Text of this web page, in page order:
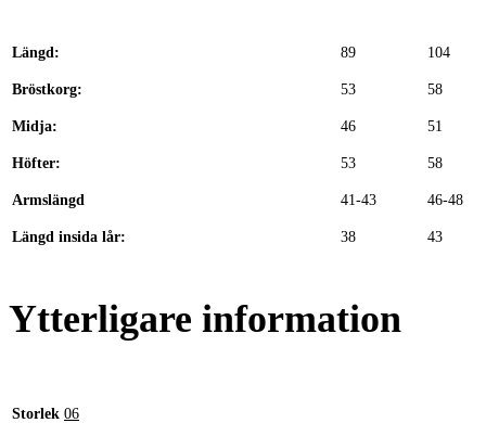
Längd: 89 104
Bröstkorg: 53 58
Midja: 46 51
Höfter: 53 58
Armslängd 41-43 46-48
Längd insida lår: 38 43
Ytterligare information
Storlek 06